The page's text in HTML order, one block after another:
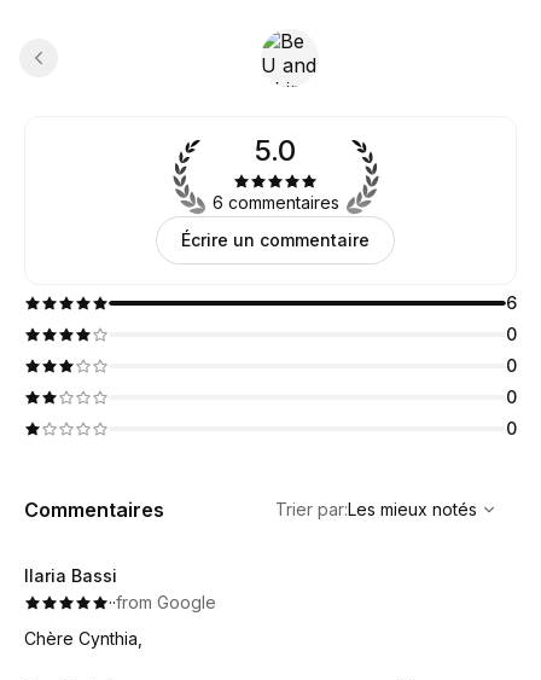
5.0
6 commentaires
Écrire un commentaire
6
0
0
0
0
Commentaires
Les mieux notés
Trier par:Les mieux notés
Ilaria Bassi
··from Google
Chère Cynthia,